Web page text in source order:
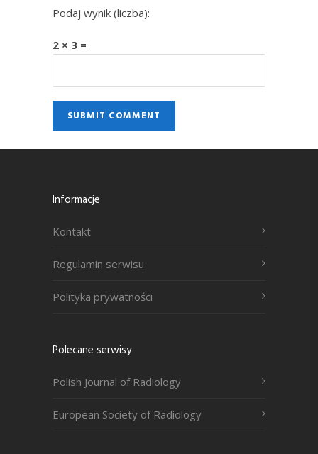
Podaj wynik (liczba):
2 × 3 =
Informacje
Kontakt
Regulamin serwisu
Polityka prywatności
Polecane serwisy
Polish Journal of Radiology
European Society of Radiology